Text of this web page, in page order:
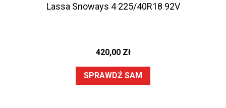
Lassa Snoways 4 225/40R18 92V
420,00 Zł
SPRAWDŹ SAM